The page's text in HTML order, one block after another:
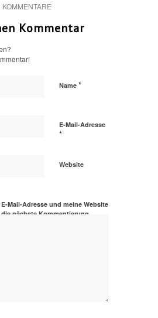
KOMMENTARE
Kommentar
Name *
E-Mail-Adresse
*
Website
Mail-Adresse und meine Website
nächste Kommentierung